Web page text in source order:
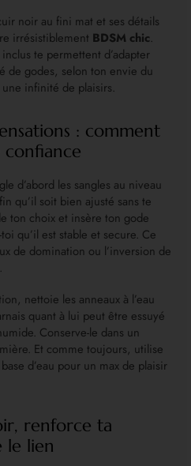
noir au fini mat et ses détails
irrésistiblement BDSM chic.
te permettent d’adapter
de godes, selon ton envie du
infinité de plaisirs.
: comment
d’abord les sangles au niveau
qu’il soit bien ajusté sans te
ton choix et insère ton gode
qu’il est stable et secure. Ce
de domination ou l’inversion de
nettoie les anneaux à l’eau
quant à lui peut être essuyé
Conserve-le dans un
Et comme toujours, utilise
d’eau pour un max de plaisir
renforce ta
le lien